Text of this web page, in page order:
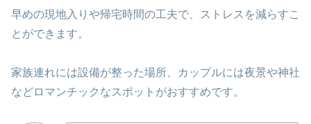
早めの現地入りや帰宅時間の工夫で、ストレスを減らすこ
とができます。
家族連れには設備が整った場所、カップルには夜景や神社
などロマンチックなスポットがおすすめです。